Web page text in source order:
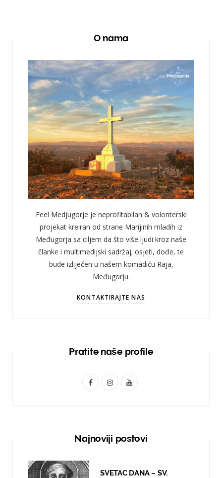
O nama
Feel Medjugorje je neprofitabilan & volonterski
projekat kreiran od strane Marijinih mladih iz
Međugorja sa ciljem da što više ljudi kroz naše
članke i multimedijski sadržaj; osjeti, dođe, te
bude izliječen u našem komadiću Raja,
Međugorju.
KONTAKTIRAJTE NAS
Pratite naše profile
F
I
t
Y
T
Najnoviji postovi
SVETAC DANA – SV.